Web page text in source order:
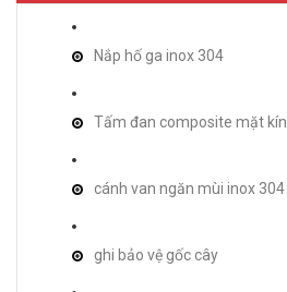
Nắp hố ga inox 304
Tấm đan composite mặt kín
cánh van ngăn mùi inox 304
ghi bảo vệ gốc cây